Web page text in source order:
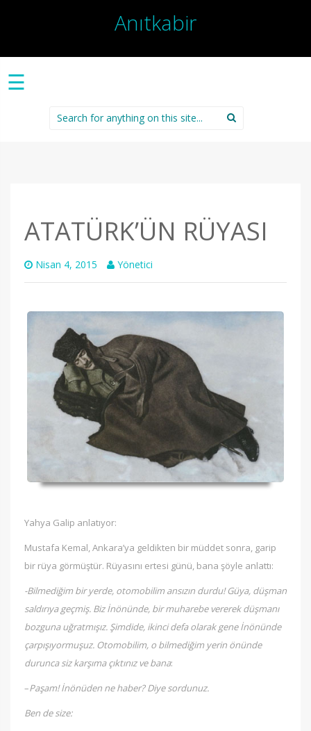
Anıtkabir
☰
Search
for:
ATATÜRK’ÜN RÜYASI
Nisan 4, 2015 Yönetici
Yahya Galip anlatıyor:
Mustafa Kemal, Ankara’ya geldikten bir müddet sonra, garip
bir rüya görmüştür. Rüyasını ertesi günü, bana şöyle anlattı:
-Bilmediğim bir yerde, otomobilim ansızın durdu! Güya, düşman
saldırıya geçmiş. Biz İnönünde, bir muharebe vererek düşmanı
bozguna uğratmışız. Şimdide, ikinci defa olarak gene İnönünde
çarpışıyormuşuz. Otomobilim, o bilmediğim yerin önünde
durunca siz karşıma çıktınız ve bana:
–Paşam! İnönüden ne haber? Diye sordunuz.
Ben de size: